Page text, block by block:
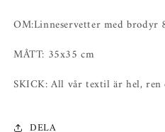
OM:Linneservetter med brodyr
MÅTT: 35x35 cm
SKICK: All vår textil är hel, ren
DELA